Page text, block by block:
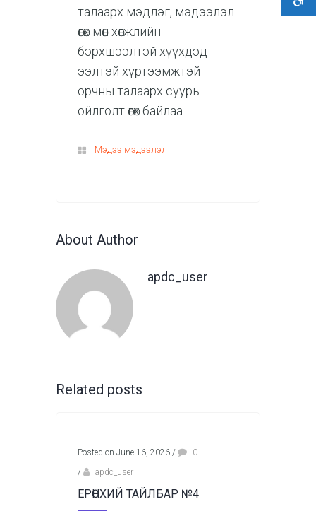
талаарх мэдлэг, мэдээлэл
өгөх мөн хөгжлийн
бэрхшээлтэй хүүхдэд
ээлтэй хүртээмжтэй
орчны талаарх суурь
ойлголт өгөх байлаа.
Мэдээ мэдээлэл
About Author
apdc_user
Related posts
Posted on June 16, 2026 /
0
/
apdc_user
ЕРӨНХИЙ ТАЙЛБАР №4